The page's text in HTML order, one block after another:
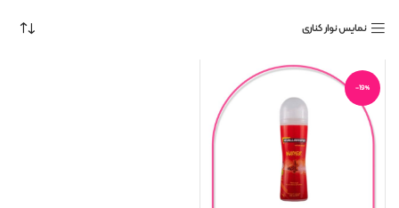
نمایش نوار کناری
-19%